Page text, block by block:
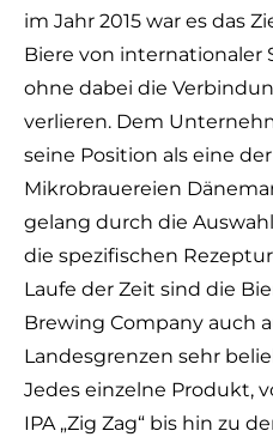
im Jahr 2015 war es das
Biere von internationaler
ohne dabei die
verlieren. Dem
seine Position als eine
Mikrobrauereien
gelang durch die
die spezifischen
Laufe der Zeit sind die
Brewing Company auch
Landesgrenzen sehr
Jedes einzelne Produkt,
IPA „Zig Zag“ bis hin zu